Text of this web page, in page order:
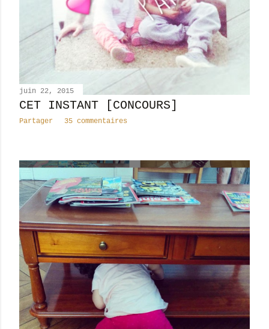
juin 22, 2015
CET INSTANT [CONCOURS]
Partager 35 commentaires